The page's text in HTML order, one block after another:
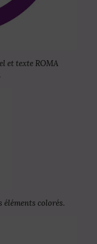
et texte ROMA
éléments colorés.